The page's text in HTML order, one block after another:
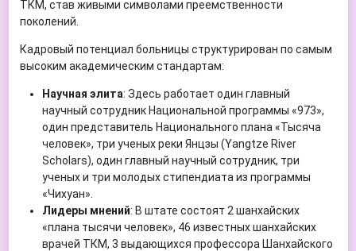
ТКМ, став живыми символами преемственности
поколений.
Кадровый потенциал больницы структурирован по самым
высоким академическим стандартам:
Научная элита: Здесь работает один главный
научный сотрудник Национальной программы «973»,
один представитель Национального плана «Тысяча
человек», три ученых реки Янцзы (Yangtze River
Scholars), один главный научный сотрудник, три
ученых и три молодых стипендиата из программы
«Чихуан».
Лидеры мнений: В штате состоят 2 шанхайских
«плана тысячи человек», 46 известных шанхайских
врачей ТКМ, 3 выдающихся профессора Шанхайского